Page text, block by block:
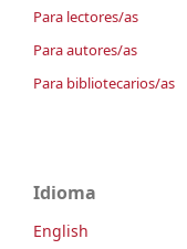
Para lectores/as
Para autores/as
Para bibliotecarios/as
Idioma
English